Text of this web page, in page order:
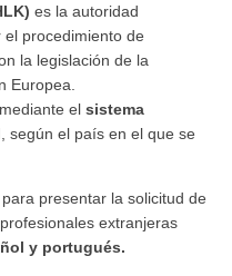
es la autoridad
procedimiento de
la legislación de la
Europea.
elsistema
, según el país en el que se
presentar la solicitud de
extranjeras
y portugués.